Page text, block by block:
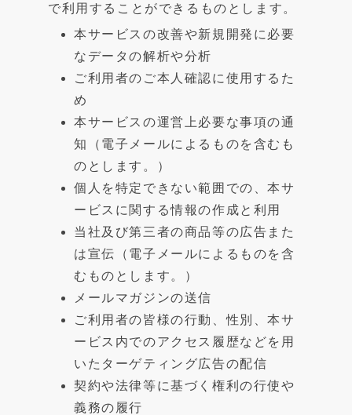
で利用することができるものとします。
本サービスの改善や新規開発に必要
なデータの解析や分析
ご利用者のご本人確認に使用するた
め
本サービスの運営上必要な事項の通
知（電子メールによるものを含むも
のとします。）
個人を特定できない範囲での、本サ
ービスに関する情報の作成と利用
当社及び第三者の商品等の広告また
は宣伝（電子メールによるものを含
むものとします。）
メールマガジンの送信
ご利用者の皆様の行動、性別、本サ
ービス内でのアクセス履歴などを用
いたターゲティング広告の配信
契約や法律等に基づく権利の行使や
義務の履行